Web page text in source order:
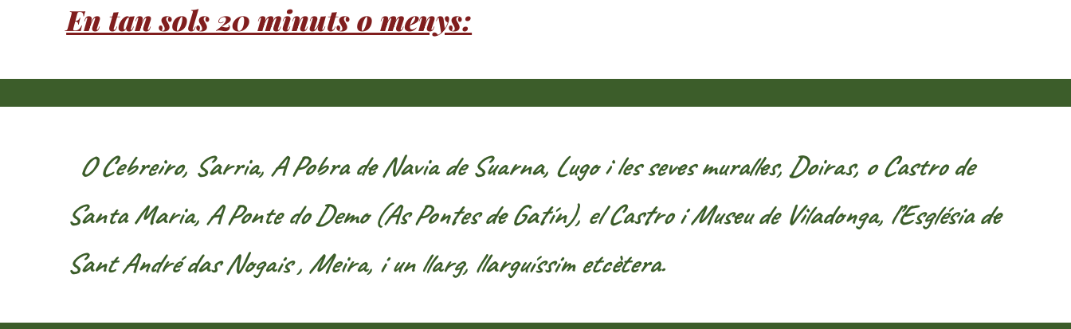
En tan sols 20 minuts o menys:
O Cebreiro, Sarria, A Pobra de Navia de Suarna, Lugo i les seves muralles, Doiras, o Castro de
Santa Maria, A Ponte do Demo (As Pontes de Gatín), el Castro i Museu de Viladonga, l’Església de
Sant André das Nogais , Meira, i un llarg, llarguíssim etcètera.